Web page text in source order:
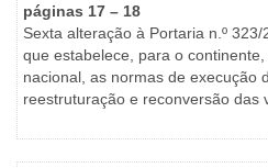
páginas 17 – 18
Sexta alteração à Portaria n.º
que estabelece, para o
nacional, as normas de execução
reestruturação e reconversão das